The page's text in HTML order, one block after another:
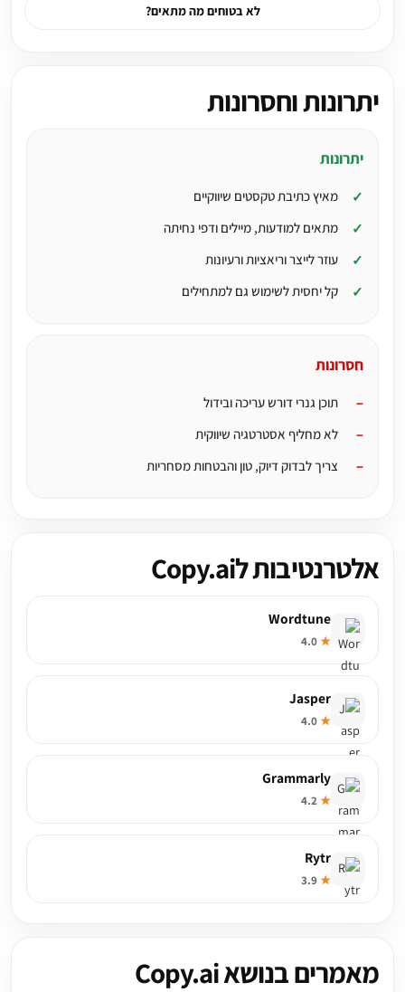
לא בטוחים מה מתאים?
יתרונות וחסרונות
יתרונות
מאיץ כתיבת טקסטים שיווקיים
מתאים למודעות, מיילים ודפי נחיתה
עוזר לייצר וריאציות ורעיונות
קל יחסית לשימוש גם למתחילים
חסרונות
תוכן גנרי דורש עריכה ובידול
לא מחליף אסטרטגיה שיווקית
צריך לבדוק דיוק, טון והבטחות מסחריות
אלטרנטיבות לCopy.ai
Wordtune
★
Jasper
★
Grammarly
★
Rytr
★
מאמרים בנושא Copy.ai